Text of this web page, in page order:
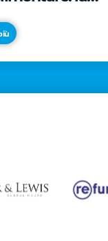
per trasformare
in asset